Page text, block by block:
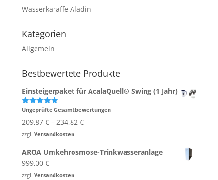
Wasserkaraffe Aladin
Kategorien
Allgemein
Bestbewertete Produkte
Einsteigerpaket für AcalaQuell® Swing (1 Jahr)
Bewertet
von 5
Ungeprüfte Gesamtbewertungen
209,87 €– 234,82 €
zzgl. Versandkosten
AROA Umkehrosmose-Trinkwasseranlage
999,00 €
zzgl. Versandkosten